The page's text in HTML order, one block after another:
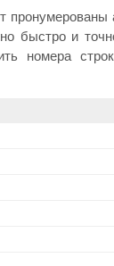
быстро и
номера